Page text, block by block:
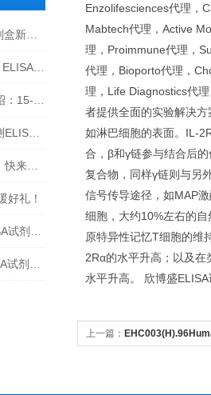
好礼！
Enzolifesciences代理，
Mabtech代理，Active
理，Proimmune代理，
代理，Bioporto代理，
理，Life Diagnostics代
者提供全面的实验解决
如淋巴细胞的表面。IL-
合，β和γ链参与结合后
复合物，同样γ链则与另
信号传导途径，如MAP
细胞，大约10%左右的
原特异性记忆T细胞的维
2Rα的水平升高；以及
水平升高。 欣博盛
上一篇：